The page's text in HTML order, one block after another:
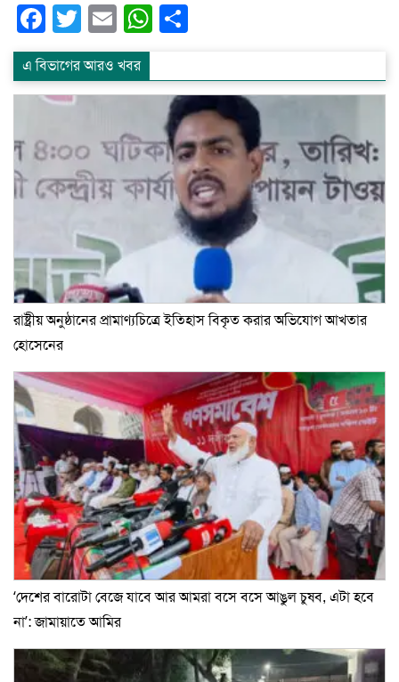
Facebook
Twitter
EmailWhatsApp
এ বিভাগের আরও খবর
রাষ্ট্রীয় অনুষ্ঠানের প্রামাণ্যচিত্রে ইতিহাস বিকৃত করার অভিযোগ আখতার
হোসেনের
‘দেশের বারোটা বেজে যাবে আর আমরা বসে বসে আঙুল চুষব, এটা হবে
না’: জামায়াতে আমির